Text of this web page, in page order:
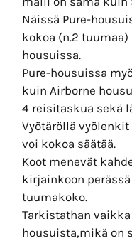
Näissä Pure-
kokoa (n.2
housuissa.
Pure-housuissa
kuin Airborne
4 reisitaskua sekä
Vyötäröllä
voi kokoa säätää.
Koot menevät
kirjainkoon
tuumakoko.
Tarkistathan
housuista,mikä on